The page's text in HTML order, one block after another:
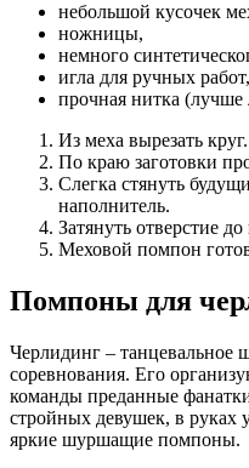
небольшой кусочек
ножницы,
немного
игла для ручных работ,
прочная нитка (лучше
Из меха вырезать круг.
По краю заготовки
Слегка стянуть
наполнитель.
Затянуть отверстие
Меховой помпон
Помпоны для
Черлидинг – танцевальное
соревнования. Его
команды преданные
стройных девушек, в руках
яркие шуршащие помпоны.